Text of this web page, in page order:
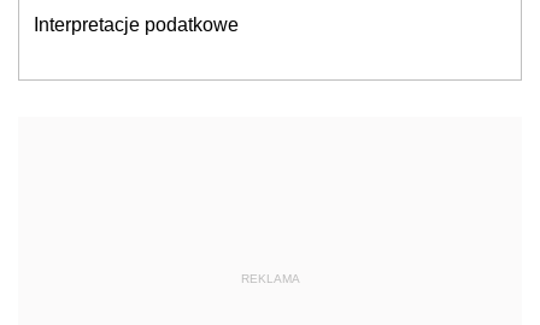
Interpretacje podatkowe
REKLAMA